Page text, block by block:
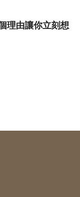
理由讓你立刻想